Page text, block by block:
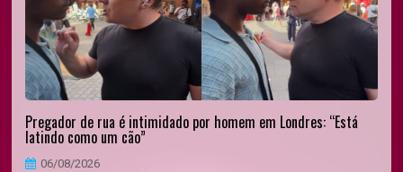
Pregador de rua é intimidado por homem em Londres: “Está
latindo como um cão”
06/08/2026